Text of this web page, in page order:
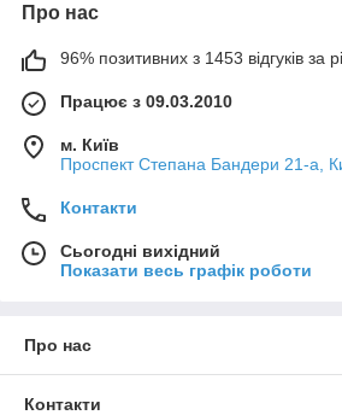
Про нас
96% позитивних з 1453 відгуків за
Працює з 09.03.2010
м. Київ
Проспект Степана Бандери 21-а,
Контакти
Сьогодні вихідний
Показати весь графік роботи
Про нас
Контакти